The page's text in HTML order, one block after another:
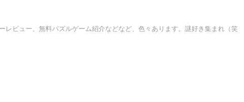
レビュー、無料パズルゲーム紹介などなど、色々あります。謎好き集まれ（笑